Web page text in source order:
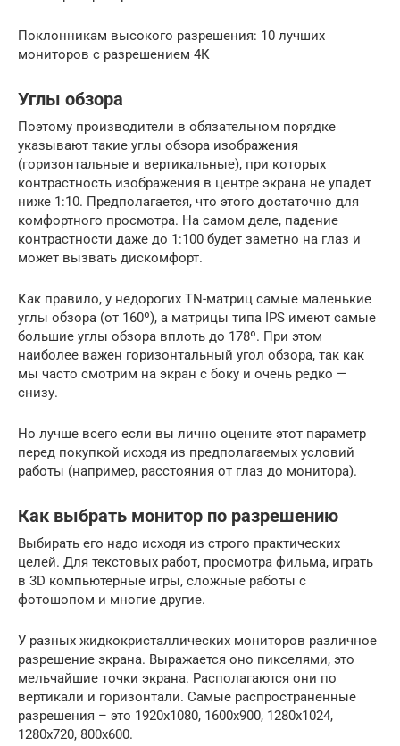
Поклонникам высокого разрешения: 10 лучших
мониторов с разрешением 4К
Углы обзора
Поэтому производители в обязательном порядке
указывают такие углы обзора изображения
(горизонтальные и вертикальные), при которых
контрастность изображения в центре экрана не упадет
ниже 1:10. Предполагается, что этого достаточно для
комфортного просмотра. На самом деле, падение
контрастности даже до 1:100 будет заметно на глаз и
может вызвать дискомфорт.
Как правило, у недорогих TN-матриц самые маленькие
углы обзора (от 160º), а матрицы типа IPS имеют самые
большие углы обзора вплоть до 178º. При этом
наиболее важен горизонтальный угол обзора, так как
мы часто смотрим на экран с боку и очень редко —
снизу.
Но лучше всего если вы лично оцените этот параметр
перед покупкой исходя из предполагаемых условий
работы (например, расстояния от глаз до монитора).
Как выбрать монитор по разрешению
Выбирать его надо исходя из строго практических
целей. Для текстовых работ, просмотра фильма, играть
в 3D компьютерные игры, сложные работы с
фотошопом и многие другие.
У разных жидкокристаллических мониторов различное
разрешение экрана. Выражается оно пикселями, это
мельчайшие точки экрана. Располагаются они по
вертикали и горизонтали. Самые распространенные
разрешения – это 1920х1080, 1600х900, 1280х1024,
1280х720, 800х600.